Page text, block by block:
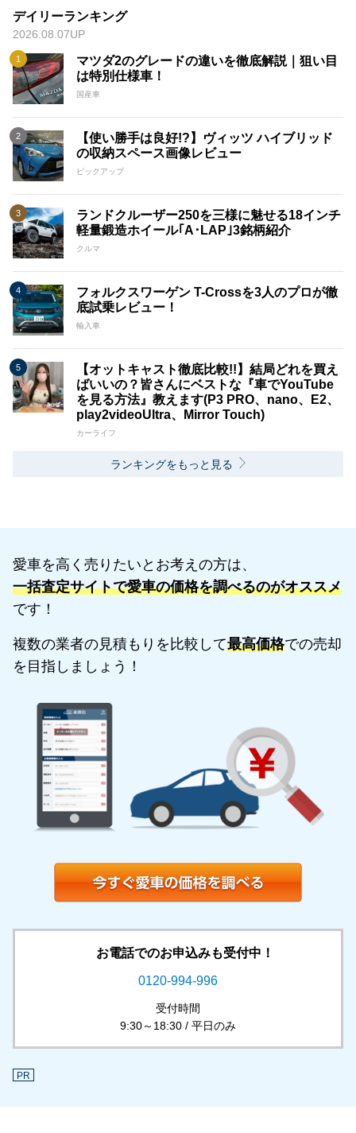
デイリーランキング
2026.08.07UP
マツダ2のグレードの違いを徹底解説｜狙い目
は特別仕様車！
国産車
【使い勝手は良好!?】ヴィッツ ハイブリッド
の収納スペース画像レビュー
ピックアップ
ランドクルーザー250を三様に魅せる18インチ
軽量鍛造ホイール｢A･LAP｣3銘柄紹介
クルマ
フォルクスワーゲン T-Crossを3人のプロが徹
底試乗レビュー！
輸入車
【オットキャスト徹底比較!!】結局どれを買え
ばいいの？皆さんにベストな『車でYouTube
を見る方法』教えます(P3 PRO、nano、E2、
play2videoUltra、Mirror Touch)
カーライフ
ランキングをもっと見る
愛車を高く売りたいとお考えの方は、
一括査定サイトで愛車の価格を調べるのがオススメ
です！
複数の業者の見積もりを比較して最高価格での売却
を目指しましょう！
お電話でのお申込みも受付中！
0120-994-996
受付時間
9:30～18:30 / 平日のみ
PR